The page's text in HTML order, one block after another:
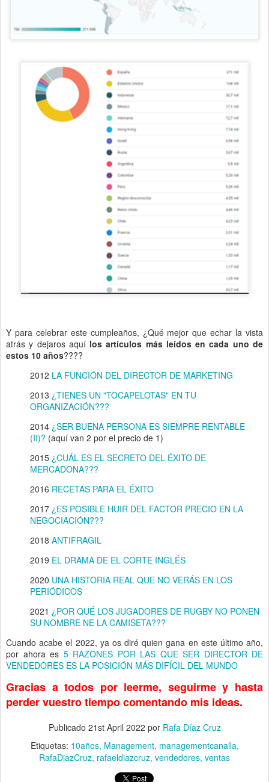
Y para celebrar este cumpleaños, ¿Qué mejor que echar la vista
atrás y dejaros aquí los artículos más leídos en cada uno de
estos 10 años????
2012 LA FUNCIÓN DEL DIRECTOR DE MARKETING
2013 ¿TIENES UN "TOCAPELOTAS" EN TU
ORGANIZACIÓN???
2014 ¿SER BUENA PERSONA ES SIEMPRE RENTABLE
(II)? (aquí van 2 por el precio de 1)
2015 ¿CUÁL ES EL SECRETO DEL ÉXITO DE
MERCADONA???
2016 RECETAS PARA EL ÉXITO
2017 ¿ES POSIBLE HUIR DEL FACTOR PRECIO EN LA
NEGOCIACIÓN???
2018 ANTIFRAGIL
2019 EL DRAMA DE EL CORTE INGLÉS
2020 UNA HISTORIA REAL QUE NO VERÁS EN LOS
PERIÓDICOS
2021 ¿POR QUÉ LOS JUGADORES DE RUGBY NO PONEN
SU NOMBRE NE LA CAMISETA???
Cuando acabe el 2022, ya os diré quien gana en este último año,
por ahora es 5 RAZONES POR LAS QUE SER DIRECTOR DE
VENDEDORES ES LA POSICIÓN MÁS DIFÍCIL DEL MUNDO
Gracias a todos por leerme, seguirme y hasta
perder vuestro tiempo comentando mis ideas.
Publicado 21st April 2022 por Rafa Díaz Cruz
Etiquetas: 10años Management managementcanalla
RafaDiazCruz rafaeldiazcruz vendedores ventas